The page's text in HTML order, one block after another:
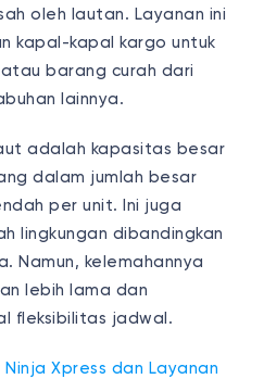
oleh lautan. Layanan ini
kapal-kapal kargo untuk
barang curah dari
lainnya.
adalah kapasitas besar
dalam jumlah besar
per unit. Ini juga
lingkungan dibandingkan
Namun, kelemahannya
lebih lama dan
fleksibilitas jadwal.
Ninja Xpress dan Layanan